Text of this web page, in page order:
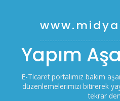
Yapım
E-Ticaret portalımız bakım
düzenlemelerimizi bitirerek
tekrar